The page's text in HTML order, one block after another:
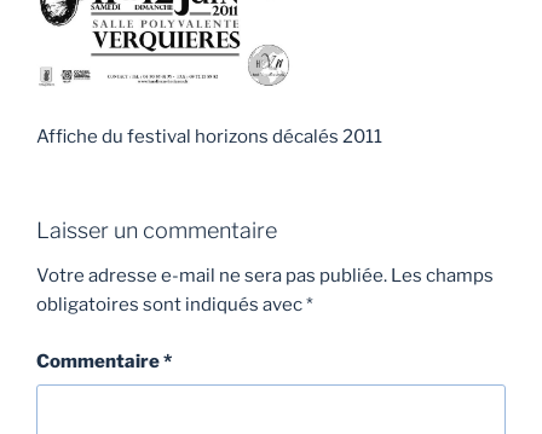
Affiche du festival horizons décalés 2011
Laisser un commentaire
Votre adresse e-mail ne sera pas publiée. Les champs
obligatoires sont indiqués avec*
Commentaire*